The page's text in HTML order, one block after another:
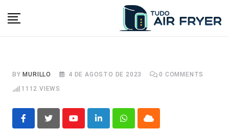
BY MURILLO 4 DE AGOSTO DE 2023 0 COMMENTS
1112 VIEWS
YoutubeLinkedInWhatsappCloud